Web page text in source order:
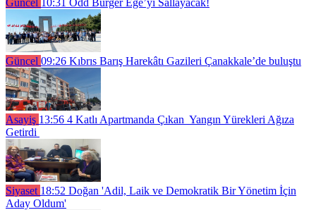
Güncel 09:26 Kıbrıs Barış Harekâtı Gazileri Çanakkale’de buluştu
Asayiş 13:56 4 Katlı Apartmanda Çıkan Yangın Yürekleri Ağıza
Getirdi
Siyaset 18:52 Doğan 'Adil, Laik ve Demokratik Bir Yönetim İçin
Aday Oldum'